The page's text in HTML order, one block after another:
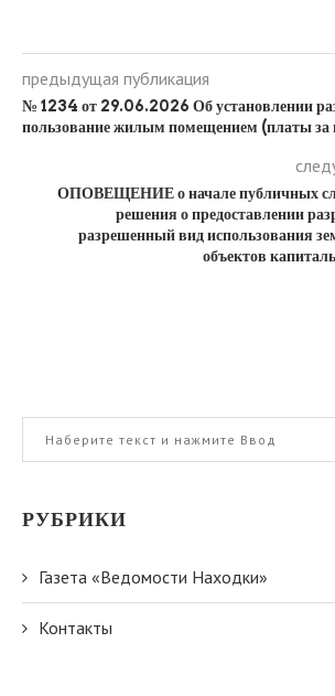
предыдущая публикация
№ 1234 от 29.06.2026 Об установлении
пользование жилым помещением (платы за
ОПОВЕЩЕНИЕ о начале публичных
решения о предоставлении
разрешенный вид использования
объектов
РУБРИКИ
Газета «Ведомости Находки»
Контакты